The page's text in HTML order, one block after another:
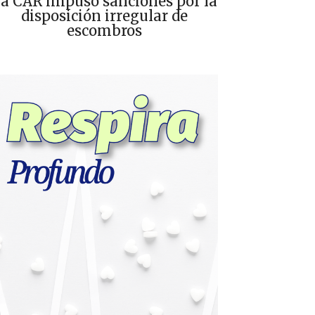
disposición irregular de
escombros